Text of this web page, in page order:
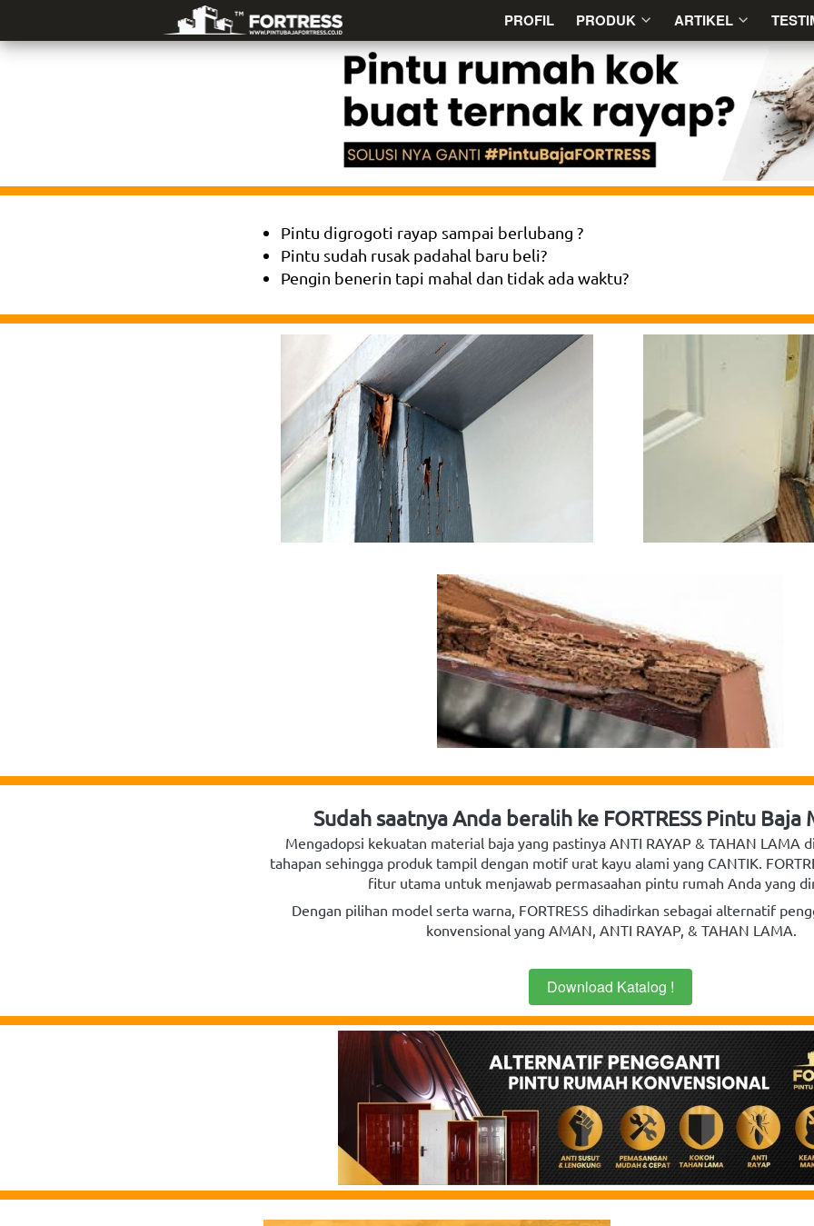
PROFIL PRODUK ARTIKEL
PROFIL PRODUK ARTIKEL
Pintu digrogoti rayap sampai berlubang ?
Pintu sudah rusak padahal baru beli?
Pengin benerin tapi mahal dan tidak ada waktu?
Sudah saatnya Anda beralih ke FORTRESS Pintu
Mengadopsi kekuatan material baja yang pastinya ANTI RAYAP & TAHAN LAMA
tahapan sehingga produk tampil dengan motif urat kayu alami yang CANTIK.
fitur utama untuk menjawab permasaahan pintu rumah Anda yang
Dengan pilihan model serta warna, FORTRESS dihadirkan sebagai alternatif
konvensional yang AMAN, ANTI RAYAP, & TAHAN LAMA.
`Download Katalog !